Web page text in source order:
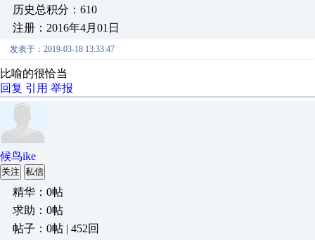
历史总积分：610
注册：2016年4月01日
发表于：2019-03-18 13:33:47
比喻的很恰当
回复 引用 举报
候鸟ike
关注 私信
精华：0帖
求助：0帖
帖子：0帖 | 452回